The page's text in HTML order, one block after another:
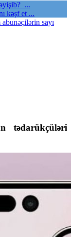
...
kəşf et ...
sayı
tədarükçüləri